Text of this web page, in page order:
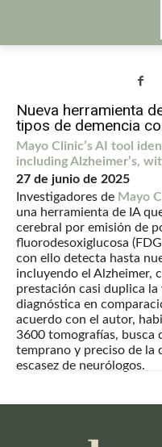
Nueva herramienta
tipos de demencia
Mayo Clinic’s AI tool
including Alzheimer’s,
27 de junio de 2025
Investigadores de Mayo
una herramienta de IA
cerebral por emisión de
fluorodesoxiglucosa
con ello detecta hasta
incluyendo el Alzheimer,
prestación casi duplica
diagnóstica en
acuerdo con el autor,
3600 tomografías, busca
temprano y preciso de la
escasez de neurólogos.